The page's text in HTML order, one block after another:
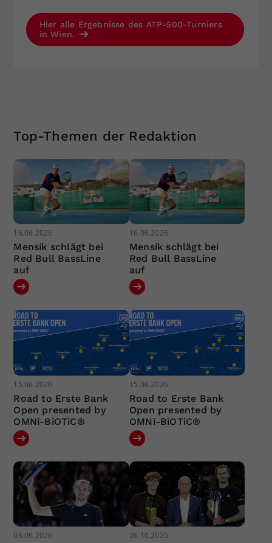
Hier alle Ergebnisse des ATP-500-Turniers
in Wien.
Top-Themen der Redaktion
16.06.2026
Mensík schlägt bei
Red Bull BassLine
auf
16.06.2026
Mensík schlägt bei
Red Bull BassLine
auf
15.06.2026
Road to Erste Bank
Open presented by
OMNi-BiOTiC®
15.06.2026
Road to Erste Bank
Open presented by
OMNi-BiOTiC®
06.06.2026 26.10.2025